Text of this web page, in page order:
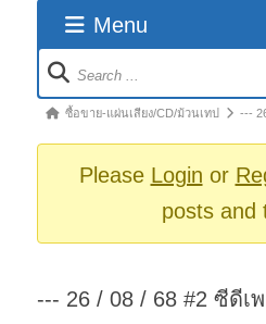
Menu
Forum
Navigation
Forumซื้อขาย-แผ่นเสียง/CD/ม้วนเทป ---
Please Login or
posts and
--- 26 / 08 / 68 #2 ซีดีเ